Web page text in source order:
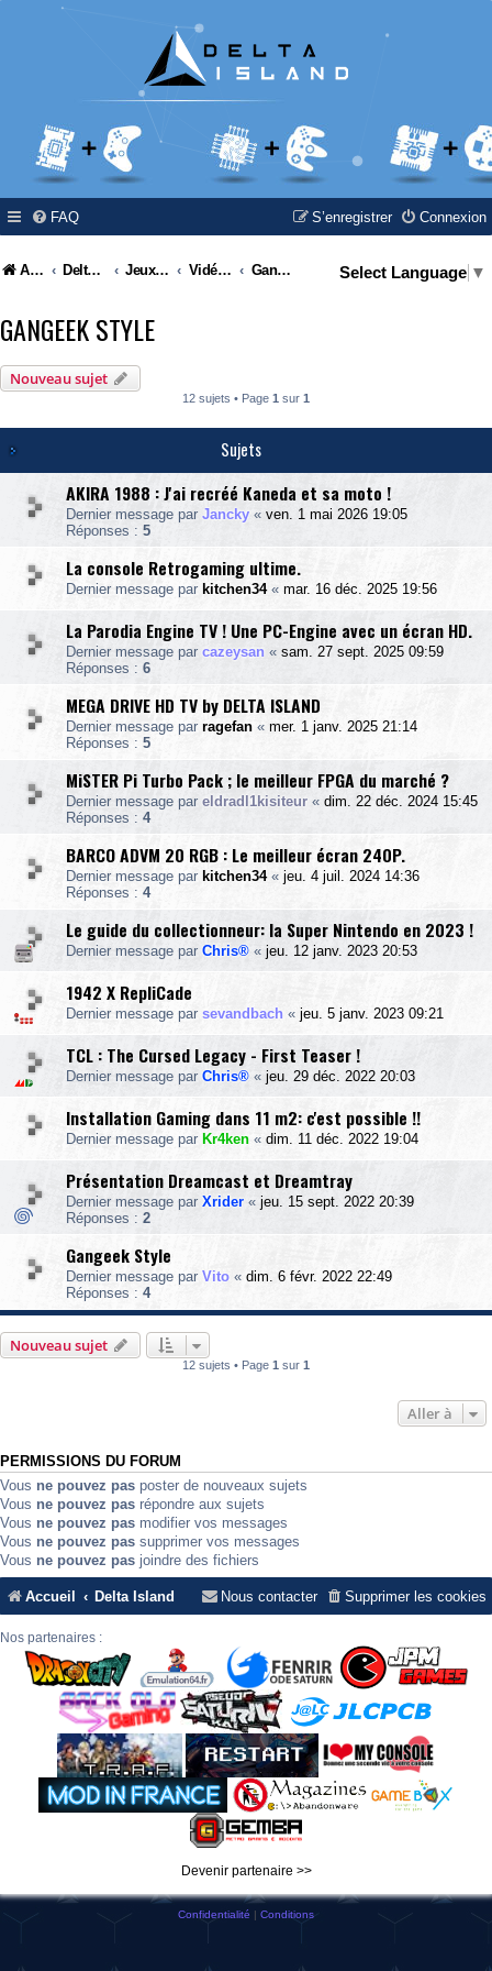
FAQ Connexion
S’enregistrer
Accueil Delta Island Jeux Video Vidéo Channels Gangeek Style Select Language ▼
GANGEEK STYLE
Nouveau sujet
12 sujets • Page 1 sur 1
Sujets
AKIRA 1988 : J'ai recréé Kaneda et sa moto !
Dernier message par Jancky « ven. 1 mai 2026 19:05
Réponses : 5
La console Retrogaming ultime.
Dernier message par kitchen34« mar. 16 déc. 2025 19:56
La Parodia Engine TV ! Une PC-Engine avec un écran HD.
Dernier message par cazeysan « sam. 27 sept. 2025 09:59
Réponses : 6
MEGA DRIVE HD TV by DELTA ISLAND
Dernier message par ragefan « mer. 1 janv. 2025 21:14
Réponses : 5
MiSTER Pi Turbo Pack ; le meilleur FPGA du marché ?
Dernier message par eldradl1kisiteur « dim. 22 déc. 2024 15:45
Réponses : 4
BARCO ADVM 20 RGB : Le meilleur écran 240P.
Dernier message par kitchen34« jeu. 4 juil. 2024 14:36
Réponses : 4
Le guide du collectionneur: la Super Nintendo en 2023 !
Dernier message par Chris® « jeu. 12 janv. 2023 20:53
1942 X RepliCade
Dernier message par sevandbach « jeu. 5 janv. 2023 09:21
TCL : The Cursed Legacy - First Teaser !
Dernier message par Chris® « jeu. 29 déc. 2022 20:03
Installation Gaming dans 11 m2: c'est possible !!
Dernier message par Kr4ken « dim. 11 déc. 2022 19:04
Présentation Dreamcast et Dreamtray
Dernier message par Xrider « jeu. 15 sept. 2022 20:39
Réponses : 2
Gangeek Style
Dernier message par Vito « dim. 6 févr. 2022 22:49
Réponses : 4
Nouveau sujet
12 sujets • Page 1 sur 1
Aller à
PERMISSIONS DU FORUM
Vous ne pouvez pas poster de nouveaux sujets
Vous ne pouvez pas répondre aux sujets
Vous ne pouvez pas modifier vos messages
Vous ne pouvez pas supprimer vos messages
Vous ne pouvez pas joindre des fichiers
Accueil Delta Island Supprimer les cookies
Nous contacter
Nos partenaires :
Devenir partenaire >>
Confidentialité | Conditions